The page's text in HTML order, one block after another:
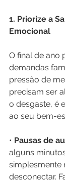
1. Priorize a
Emocional
O final de ano
demandas
pressão de
precisam ser
o desgaste, é
ao seu bem-
• Pausas de
alguns
simplesmente
desconectar.